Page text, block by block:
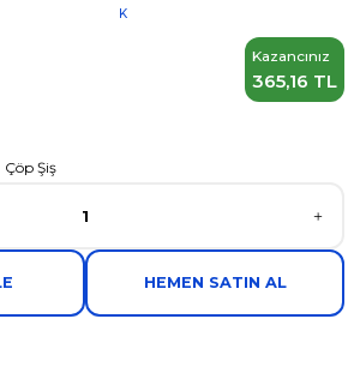
K
Kazancınız
365,16 TL
Çöp Şiş
HEMEN SATIN AL